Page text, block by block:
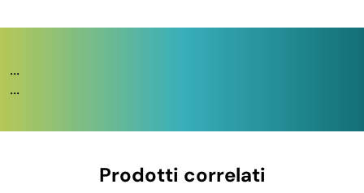
...
...
Prodotti correlati